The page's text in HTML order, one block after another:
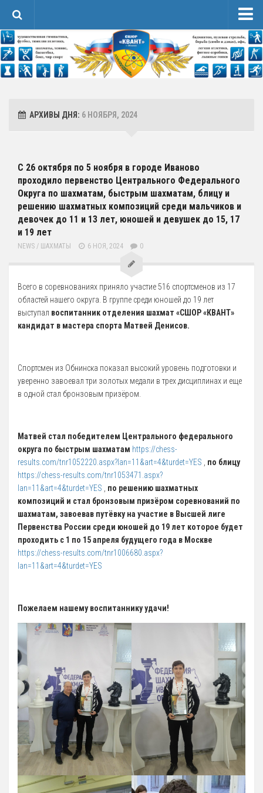
Новости
Сведения об образовательной организации
Контакты
4 Образовательные стандарты и требования
Спортивная Подготовка
Соревнования
5 Руководство. Педагогический (научно-педагогический) состав
Тренерский состав
6 Материально-техническое обеспечение и оснащенность
образовательного процесса
7 Доступная среда
8 Международное сотрудничество
9 Вакантные места для приема (перевода) обучающихся
10 Стипендии и меры поддержки обучающихся
11 Финансово-хозяйственная деятельность
Извещения о закупках
12 Платные образовательные услуги
13 Документы
Адаптивная физкультура
Бокс
Легкая атлетика
Лыжные гонки
Пулевая стрельба
Тяжелая атлетика
Футбол
АРХИВЫ ДНЯ: 6 НОЯБРЯ, 2024
С 26 октября по 5 ноября в городе Иваново
проходило первенство Центрального Федерального
Округа по шахматам, быстрым шахматам, блицу и
решению шахматных композиций среди мальчиков и
девочек до 11 и 13 лет, юношей и девушек до 15, 17
и 19 лет
NEWS / ШАХМАТЫ 6 НОЯ, 2024 0
Всего в соревнованиях приняло участие 516 спортсменов из 17
областей нашего округа. В группе среди юношей до 19 лет
выступал воспитанник отделения шахмат «СШОР «КВАНТ»
кандидат в мастера спорта Матвей Денисов.
Спортсмен из Обнинска показал высокий уровень подготовки и
уверенно завоевал три золотых медали в трех дисциплинах и еще
в одной стал бронзовым призёром.
Матвей стал победителем Центрального федерального
округа по быстрым шахматам https://chess-
results.com/tnr1052220.aspx?lan=11&art=4&turdet=YES
по блицу
https://chess-results.com/tnr1053471.aspx?
lan=11&art=4&turdet=YES
по решению шахматных
композиций и стал бронзовым призёром соревнований по
шахматам, завоевав путёвку на участие в Высшей лиге
Первенства России среди юношей до 19 лет которое будет
проходить с 1 по 15 апреля будущего года в Москве
https://chess-results.com/tnr1006680.aspx?
lan=11&art=4&turdet=YES
Пожелаем нашему воспитаннику удачи!